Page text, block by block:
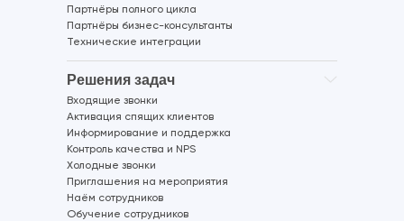
Партнёры полного цикла
Технические интеграции
Партнёры бизнес-консультанты
Решения задач
Входящие звонки
Активация спящих клиентов
Информирование и поддержка
Контроль качества и NPS
Холодные звонки
Приглашения на мероприятия
Наём сотрудников
Обучение сотрудников